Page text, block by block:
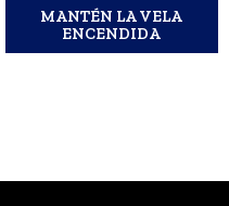
MANTÉN LA VELA
ENCENDIDA